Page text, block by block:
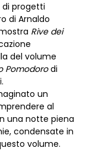
progetti
di Arnaldo
Rive dei
del volume
Pomodorodi
un
al
una notte piena
condensate in
volume.